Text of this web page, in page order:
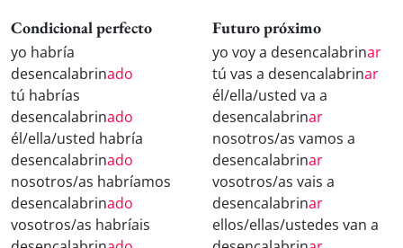
Condicional perfecto
yo habría
desencalabrinado
tú habrías
desencalabrinado
él/ella/usted habría
desencalabrinado
nosotros/as habríamos
desencalabrinado
vosotros/as habríais
Futuro próximo
yo voy a desencalabrinar
tú vas a desencalabrinar
él/ella/usted va a
desencalabrinar
nosotros/as vamos a
desencalabrinar
vosotros/as vais a
desencalabrinar
ellos/ellas/ustedes van a